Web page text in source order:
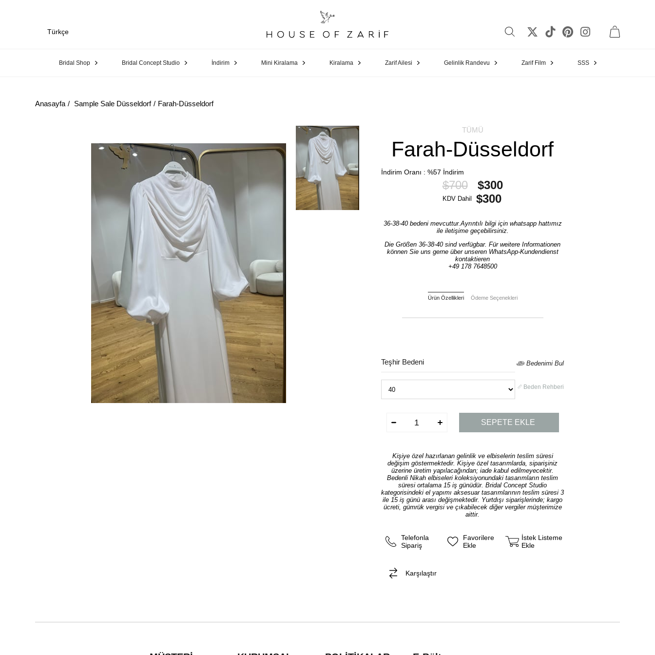
Türkçe
Bridal Shop Bridal Concept Studio İndirim Mini Kiralama Kiralama Zarif Ailesi Gelinlik Randevu Zarif Film SSS
Anasayfa Sample Sale Düsseldorf Farah-Düsseldorf
TÜMÜ
Farah-Düsseldorf
İndirim Oranı : %57 İndirim
$700 $300
KDV Dahil $300
36-38-40 bedeni mevcuttur.Ayrıntılı bilgi için whatsapp hattımız
ile iletişime geçebilirsiniz.
Die Größen 36-38-40 sind verfügbar. Für weitere Informationen
können Sie uns gerne über unseren WhatsApp-Kundendienst
kontaktieren
+49 178 7648500
Ürün Özellikleri Ödeme Seçenekleri
Bedenimi Bul
Beden Rehberi
Teşhir Bedeni
Kişiye özel hazırlanan gelinlik ve elbiselerin teslim süresi
değişim göstermektedir. Kişiye özel tasarımlarda, siparişiniz
üzerine üretim yapılacağından; iade kabul edilmeyecektir.
Bedenli Nikah elbiseleri koleksiyonundaki tasarımların teslim
süresi ortalama 15 iş günüdür. Bridal Concept Studio
kategorisindeki el yapımı aksesuar tasarımlarının teslim süresi 3
ile 15 iş günü arası değişmektedir. Yurtdışı siparişlerinde; kargo
ücreti, gümrük vergisi ve çıkabilecek diğer vergiler müşterimize
aittir.
Telefonla
Sipariş
Favorilere
Ekle
İstek Listeme
Ekle
Karşılaştır